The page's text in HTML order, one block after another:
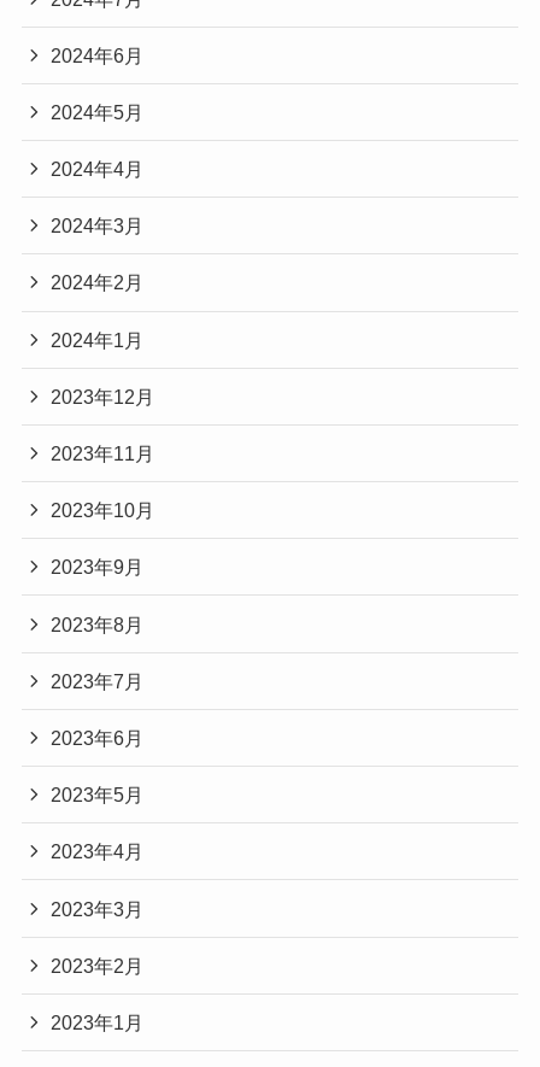
2024年6月
2024年5月
2024年4月
2024年3月
2024年2月
2024年1月
2023年12月
2023年11月
2023年10月
2023年9月
2023年8月
2023年7月
2023年6月
2023年5月
2023年4月
2023年3月
2023年2月
2023年1月